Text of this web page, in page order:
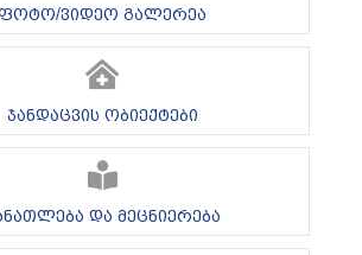
ვიდეო გალერეა
ჯანდაცვის ობიექტები
და მეცნიერება